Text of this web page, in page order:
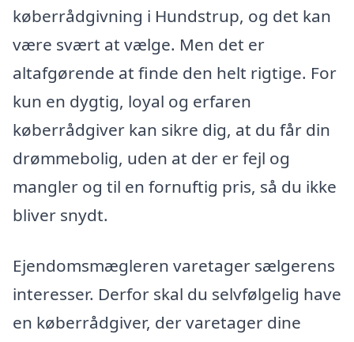
køberrådgivning i Hundstrup, og det kan
være svært at vælge. Men det er
altafgørende at finde den helt rigtige. For
kun en dygtig, loyal og erfaren
køberrådgiver kan sikre dig, at du får din
drømmebolig, uden at der er fejl og
mangler og til en fornuftig pris, så du ikke
bliver snydt.
Ejendomsmægleren varetager sælgerens
interesser. Derfor skal du selvfølgelig have
en køberrådgiver, der varetager dine